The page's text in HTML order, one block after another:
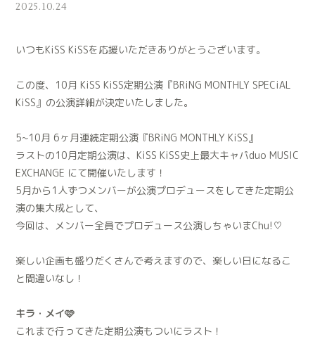
2025.10.24
いつもKiSS KiSSを応援いただきありがとうございます。
この度、10月 KiSS KiSS定期公演『BRiNG MONTHLY SPECiAL
KiSS』の公演詳細が決定いたしました。
5~10月 6ヶ月連続定期公演『BRiNG MONTHLY KiSS』
ラストの10月定期公演は、KiSS KiSS史上最大キャパduo MUSIC
EXCHANGE にて開催いたします！
5月から1人ずつメンバーが公演プロデュースをしてきた定期公
演の集大成として、
今回は、メンバー全員でプロデュース公演しちゃいまChu!♡
楽しい企画も盛りだくさんで考えますので、楽しい日になるこ
と間違いなし！
キラ・メイ🩷
これまで行ってきた定期公演もついにラスト！